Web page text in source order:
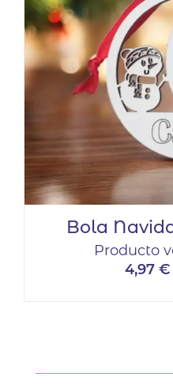
Bola
Producto
4,97 €